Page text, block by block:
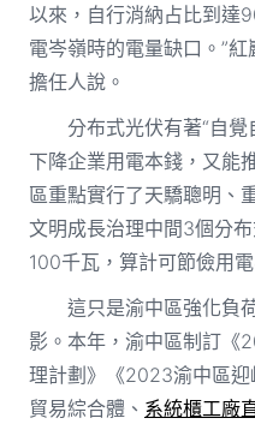
以來，自行消納占比到達
電岑嶺時的電量缺口。”
擔任人說。
分布式光伏有著“自
下降企業用電本錢，又能
區重點實行了天驕聰明、
文明成長治理中間3個分
100千瓦，算計可節儉用
這只是渝中區強化負
影。本年，渝中區制訂《
理計劃》《2023渝中區
貿易綜合體、 系統櫃工廠